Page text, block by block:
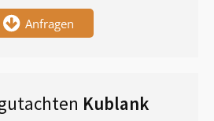
Anfragen
Kublank